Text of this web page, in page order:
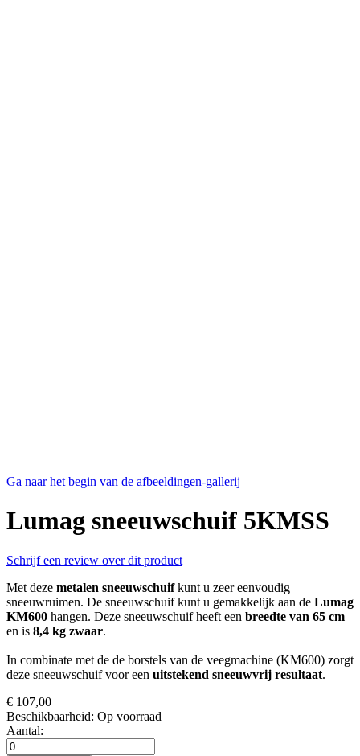
Ga naar het begin van de afbeeldingen-gallerij
Lumag sneeuwschuif 5KMSS
Schrijf een review over dit product
Met deze metalen sneeuwschuifkunt u zeer eenvoudig
sneeuwruimen. De sneeuwschuif kunt u gemakkelijk aan de Lumag
KM600 hangen. Deze sneeuwschuif heeft een breedte van 65 cm
en is 8,4 kg zwaar.
In combinate met de de borstels van de veegmachine (KM600) zorgt
deze sneeuwschuif voor een uitstekend sneeuwvrij resultaat.
€ 107,00
Beschikbaarheid: Op voorraad
Aantal: